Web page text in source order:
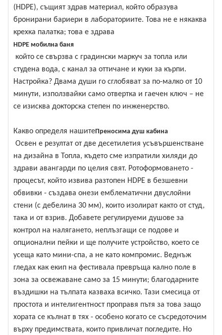
(HDPE), същият здрав материал, който образува
бронирани бариери в лабораториите. Това не е някаква
крехка палатка; това е здрава
HDPE мобилна баня
който се свързва с градински маркуч за топла или
студена вода, с канал за оттичане и куки за кърпи.
Настройка? Двама души го сглобяват за по-малко от 10
минути, използвайки само отвертка и гаечен ключ – не
се изисква докторска степен по инженерство.
Какво определя нашитеПреносима душ кабина
Освен е резултат от две десетилетия усъвършенстване
на дизайна в Топла, където сме изпратили хиляди до
здрави авангарди по целия свят. Ротоформоването -
процесът, който извива разтопен HDPE в безшевни
обвивки - създава онези емблематични двуслойни
стени (с дебелина 30 мм), които изолират както от студ,
така и от взрив. Добавете регулируеми душове за
контрол на налягането, неплъзгащи се подове и
опционални пейки и ще получите устройство, което се
усеща като мини-спа, а не като компромис. Веднъж
гледах как екип на фестивала превръща кално поле в
зона за освежаване само за 15 минути; благодарните
въздишки на тълпата казваха всичко. Тази смесица от
простота и интелигентност проправя пътя за това защо
хората се кълнат в тях - особено когато се съсредоточим
върху предимствата, които привличат погледите. Но